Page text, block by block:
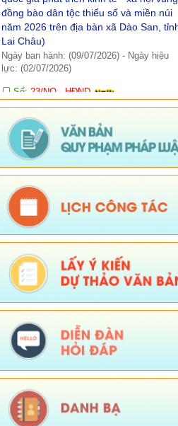
Lai Châu)
Ngày ban hành: (09/07/2026) -Ngày hiệu
lực: (02/07/2026)
Số:23/NQ - HĐND
lại và đặt tên các bản trên địa bàn xã
dào san năm 2026)
Ngày ban hành: (01/07/2026)
lực: (25/06/2026)
Số:Số: 09/QĐ-UBND
Tên:(Quyết định công khai danh mục
thủ tục hành chính thuộc thẩm quyền
giải quyết của UBND xã Dào San)
Ngày ban hành: (15/04/2026)
lực: (06/01/2026)
Số:Số: 10/QĐ-UBND
Tên:(Quyết định về việc công khai
danh mục thủ tục hành chính thực hiện
không phụ thuộc vào địa giới hành
chính trên địa bàn xã Dào San)
Ngày ban hành: (15/04/2026)
lực: (06/01/2026)
Số:38/PKT - TB
Tên:(Về việc niêm yết công khai, lấy ý
kiến của tổ chức, chuyên gia và cộng
động dân cư có liên quan đối với Quy
hoạch chung xã Dào San, tỉnh Lai Châu